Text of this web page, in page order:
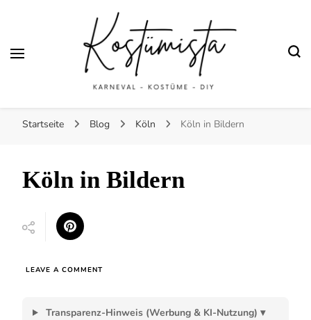
Halloween
Kostümista- DIY
Karneval, Fasching und
Startseite Blog Köln Köln in Bildern
Köln in Bildern
LEAVE A COMMENTON
BILDERN
Transparenz-Hinweis (Werbung & KI-Nutzung) ▾